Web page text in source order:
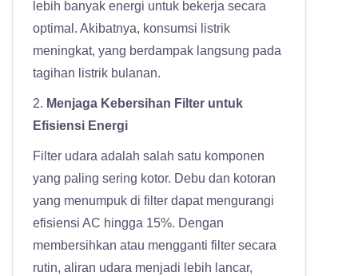
lebih banyak energi untuk bekerja secara
optimal. Akibatnya, konsumsi listrik
meningkat, yang berdampak langsung pada
tagihan listrik bulanan.
2. Menjaga Kebersihan Filter untuk
Efisiensi Energi
Filter udara adalah salah satu komponen
yang paling sering kotor. Debu dan kotoran
yang menumpuk di filter dapat mengurangi
efisiensi AC hingga 15%. Dengan
membersihkan atau mengganti filter secara
rutin, aliran udara menjadi lebih lancar,